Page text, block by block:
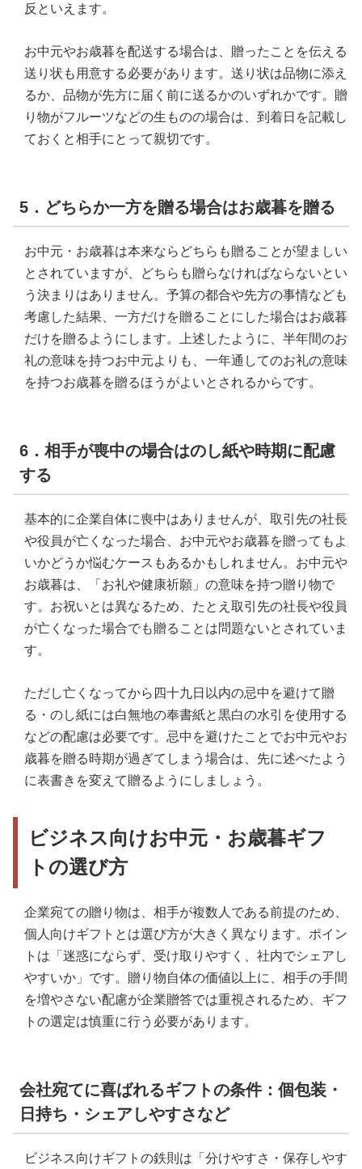
反といえます。
お中元やお歳暮を配送する場合は、贈ったことを伝える
送り状も用意する必要があります。送り状は品物に添え
るか、品物が先方に届く前に送るかのいずれかです。贈
り物がフルーツなどの生ものの場合は、到着日を記載し
ておくと相手にとって親切です。
5．どちらか一方を贈る場合はお歳暮を贈る
お中元・お歳暮は本来ならどちらも贈ることが望ましい
とされていますが、どちらも贈らなければならないとい
う決まりはありません。予算の都合や先方の事情なども
考慮した結果、一方だけを贈ることにした場合はお歳暮
だけを贈るようにします。上述したように、半年間のお
礼の意味を持つお中元よりも、一年通してのお礼の意味
を持つお歳暮を贈るほうがよいとされるからです。
6．相手が喪中の場合はのし紙や時期に配慮
する
基本的に企業自体に喪中はありませんが、取引先の社長
や役員が亡くなった場合、お中元やお歳暮を贈ってもよ
いかどうか悩むケースもあるかもしれません。お中元や
お歳暮は、「お礼や健康祈願」の意味を持つ贈り物で
す。お祝いとは異なるため、たとえ取引先の社長や役員
が亡くなった場合でも贈ることは問題ないとされていま
す。
ただし亡くなってから四十九日以内の忌中を避けて贈
る・のし紙には白無地の奉書紙と黒白の水引を使用する
などの配慮は必要です。忌中を避けたことでお中元やお
歳暮を贈る時期が過ぎてしまう場合は、先に述べたよう
に表書きを変えて贈るようにしましょう。
ビジネス向けお中元・お歳暮ギフ
トの選び方
企業宛ての贈り物は、相手が複数人である前提のため、
個人向けギフトとは選び方が大きく異なります。ポイン
トは「迷惑にならず、受け取りやすく、社内でシェアし
やすいか」です。贈り物自体の価値以上に、相手の手間
を増やさない配慮が企業贈答では重視されるため、ギフ
トの選定は慎重に行う必要があります。
会社宛てに喜ばれるギフトの条件：個包装・
日持ち・シェアしやすさなど
ビジネス向けギフトの鉄則は「分けやすさ・保存しやす